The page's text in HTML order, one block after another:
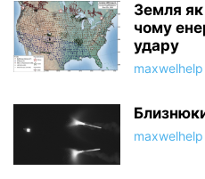
Земля як
чому
удару
maxwelhelp
maxwelhelp